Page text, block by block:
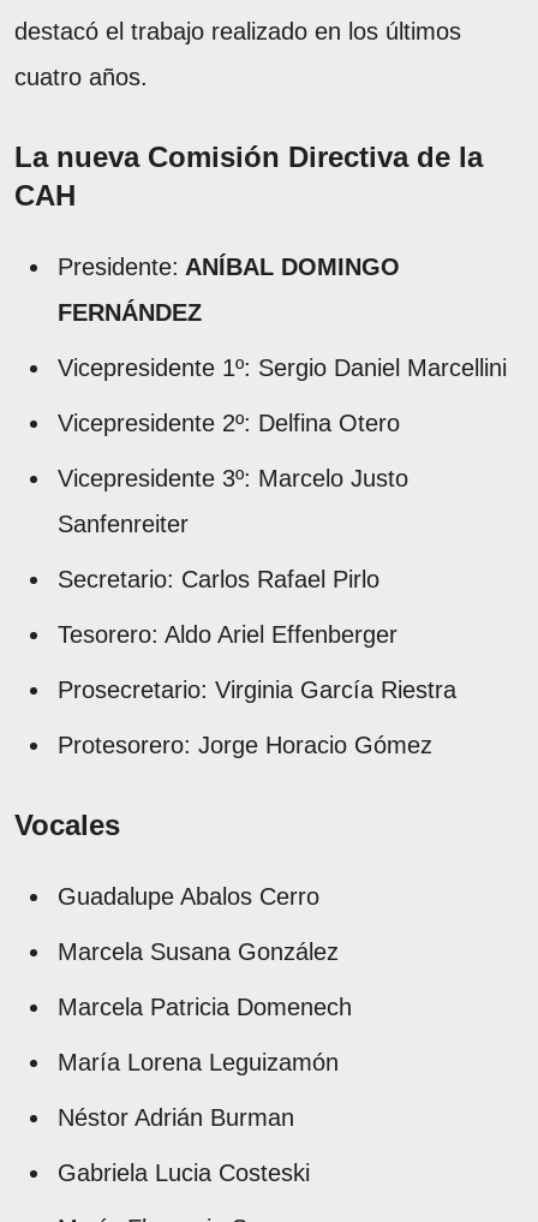
destacó el trabajo realizado en los últimos
cuatro años.
La nueva Comisión Directiva de la
CAH
Presidente: ANÍBAL DOMINGO
FERNÁNDEZ
Vicepresidente 1º: Sergio Daniel Marcellini
Vicepresidente 2º: Delfina Otero
Vicepresidente 3º: Marcelo Justo
Sanfenreiter
Secretario: Carlos Rafael Pirlo
Tesorero: Aldo Ariel Effenberger
Prosecretario: Virginia García Riestra
Protesorero: Jorge Horacio Gómez
Vocales
Guadalupe Abalos Cerro
Marcela Susana González
Marcela Patricia Domenech
María Lorena Leguizamón
Néstor Adrián Burman
Gabriela Lucia Costeski